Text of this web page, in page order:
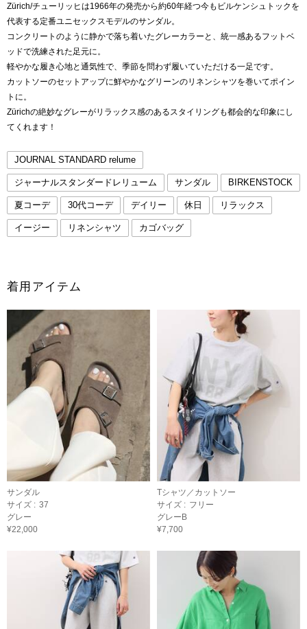
Zürich/チューリッヒは1966年の発売から約60年経つ今もビルケンシュトックを
代表する定番ユニセックスモデルのサンダル。
コンクリートのように静かで落ち着いたグレーカラーと、統一感あるフットベ
ッドで洗練された足元に。
軽やかな履き心地と通気性で、季節を問わず履いていただける一足です。
カットソーのセットアップに鮮やかなグリーンのリネンシャツを巻いてポイン
トに。
Zürichの絶妙なグレーがリラックス感のあるスタイリングも都会的な印象にし
てくれます！
JOURNAL STANDARD relume
ジャーナルスタンダードレリューム サンダル BIRKENSTOCK
夏コーデ 30代コーデ デイリー 休日 リラックス
イージー リネンシャツ カゴバッグ
着用アイテム
サンダル
サイズ : 37
グレー
¥22,000
Tシャツ／カットソー
サイズ : フリー
グレーB
¥7,700